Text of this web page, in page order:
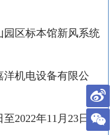
区标本馆新风系统
洋机电设备有限公
至2022年11月23日